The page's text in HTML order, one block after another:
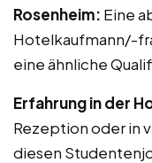
Rosenheim: Eine
Hotelkaufmann/-
eine ähnliche
Erfahrung in der
Rezeption oder in
diesen